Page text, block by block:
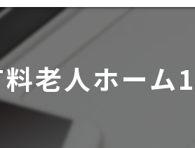
老人ホーム